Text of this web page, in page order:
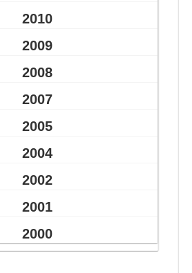
2010
2009
2008
2007
2005
2004
2002
2001
2000